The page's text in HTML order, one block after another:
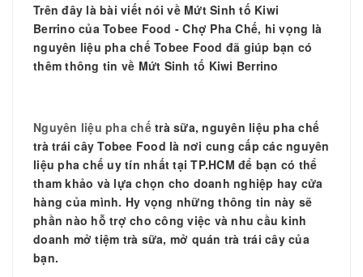
Trên đây là bài viết nói về Mứt Sinh tố Kiwi
Berrino của Tobee Food - Chợ Pha Chế, hi vọng là
nguyên liệu pha chế Tobee Food đã giúp bạn có
thêm thông tin về Mứt Sinh tố Kiwi Berrino
Nguyên liệu pha chếtrà sữa, nguyên liệu pha chế
trà trái cây Tobee Food là nơi cung cấp các nguyên
liệu pha chế uy tín nhất tại TP.HCM để bạn có thể
tham khảo và lựa chọn cho doanh nghiệp hay cửa
hàng của mình. Hy vọng những thông tin này sẽ
phần nào hỗ trợ cho công việc và nhu cầu kinh
doanh mở tiệm trà sữa, mở quán trà trái cây của
bạn.